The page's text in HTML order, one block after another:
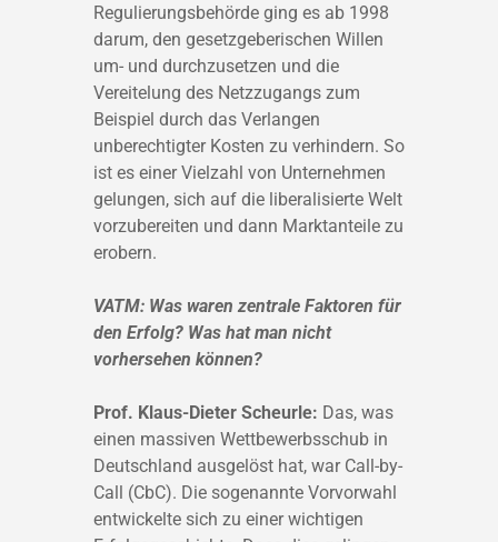
Regulierungsbehörde ging es ab 1998
darum, den gesetzgeberischen Willen
um- und durchzusetzen und die
Vereitelung des Netzzugangs zum
Beispiel durch das Verlangen
unberechtigter Kosten zu verhindern. So
ist es einer Vielzahl von Unternehmen
gelungen, sich auf die liberalisierte Welt
vorzubereiten und dann Marktanteile zu
erobern.
VATM: Was waren zentrale Faktoren für
den Erfolg? Was hat man nicht
vorhersehen können?
Prof. Klaus-Dieter Scheurle: Das, was
einen massiven Wettbewerbsschub in
Deutschland ausgelöst hat, war Call-by-
Call (CbC). Die sogenannte Vorvorwahl
entwickelte sich zu einer wichtigen